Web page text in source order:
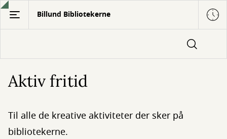
Gå
hovedindhold
Billund Bibliotekerne
Aktiv fritid
Til alle de kreative aktiviteter der sker på
bibliotekerne.